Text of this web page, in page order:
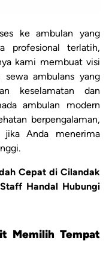
ke ambulan yang
profesional terlatih,
kami membuat visi
sewa ambulans yang
keselamatan dan
ambulan modern
berpengalaman,
Anda menerima
Cepat di Cilandak
Handal Hubungi
Memilih Tempat